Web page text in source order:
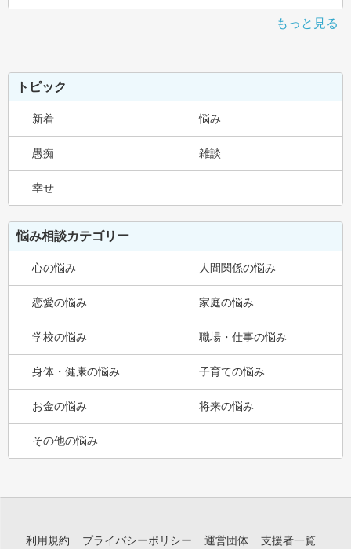
もっと見る
トピック
新着 悩み
愚痴 雑談
幸せ
悩み相談カテゴリー
心の悩み 人間関係の悩み
恋愛の悩み 家庭の悩み
学校の悩み 職場・仕事の悩み
身体・健康の悩み 子育ての悩み
お金の悩み 将来の悩み
その他の悩み
利用規約 プライバシーポリシー 運営団体 支援者一覧